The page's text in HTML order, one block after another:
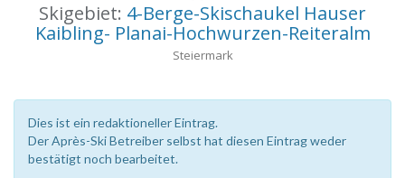
Skigebiet: 4-Berge-Skischaukel Hauser
Kaibling- Planai-Hochwurzen-Reiteralm
Steiermark
Dies ist ein redaktioneller Eintrag.
Der Après-Ski Betreiber selbst hat diesen Eintrag weder
bestätigt noch bearbeitet.